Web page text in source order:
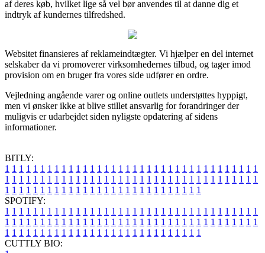
af deres køb, hvilket lige så vel bør anvendes til at danne dig et
indtryk af kundernes tilfredshed.
Websitet finansieres af reklameindtægter. Vi hjælper en del internet
selskaber da vi promoverer virksomhedernes tilbud, og tager imod
provision om en bruger fra vores side udfører en ordre.
Vejledning angående varer og online outlets understøttes hyppigt,
men vi ønsker ikke at blive stillet ansvarlig for forandringer der
muligvis er udarbejdet siden nyligste opdatering af sidens
informationer.
BITLY:
1 1 1 1 1 1 1 1 1 1 1 1 1 1 1 1 1 1 1 1 1 1 1 1 1 1 1 1 1 1 1 1 1 1 1 1
1 1 1 1 1 1 1 1 1 1 1 1 1 1 1 1 1 1 1 1 1 1 1 1 1 1 1 1 1 1 1 1 1 1 1 1
1 1 1 1 1 1 1 1 1 1 1 1 1 1 1 1 1 1 1 1 1 1 1 1 1 1 1 1
SPOTIFY:
1 1 1 1 1 1 1 1 1 1 1 1 1 1 1 1 1 1 1 1 1 1 1 1 1 1 1 1 1 1 1 1 1 1 1 1
1 1 1 1 1 1 1 1 1 1 1 1 1 1 1 1 1 1 1 1 1 1 1 1 1 1 1 1 1 1 1 1 1 1 1 1
1 1 1 1 1 1 1 1 1 1 1 1 1 1 1 1 1 1 1 1 1 1 1 1 1 1 1 1
CUTTLY BIO: